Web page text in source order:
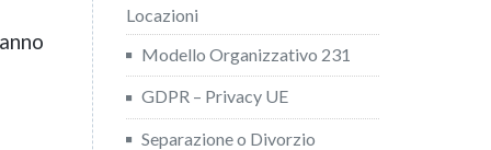
Locazioni
Modello Organizzativo 231
GDPR – Privacy UE
Separazione o Divorzio